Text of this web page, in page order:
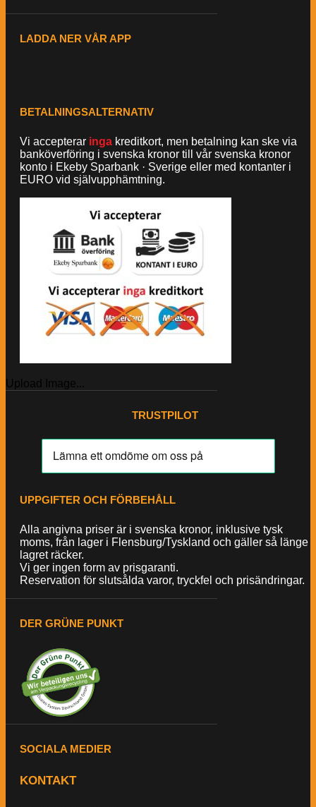
LADDA NER VÅR APP
BETALNINGSALTERNATIV
Vi accepterar inga kreditkort, men betalning kan ske via
banköverföring i svenska kronor till vår svenska kronor
konto i Ekeby Sparbank · Sverige eller med kontanter i
EURO vid självupphämtning.
Upload Image...
TRUSTPILOT
UPPGIFTER OCH FÖRBEHÅLL
Alla angivna priser är i svenska kronor, inklusive tysk
moms, från lager i Flensburg/Tyskland och gäller så länge
lagret räcker.
Vi ger ingen form av prisgaranti.
Reservation för slutsålda varor, tryckfel och prisändringar.
DER GRÜNE PUNKT
SOCIALA MEDIER
KONTAKT